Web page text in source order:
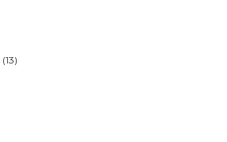
(13)